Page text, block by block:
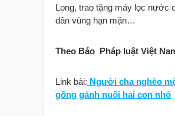
Long, trao tặng máy lọc nước
dân vùng hạn mặn…
Theo Báo Pháp luật Việt
Link bài: Người cha nghèo
gồng gánh nuôi hai con nhỏ